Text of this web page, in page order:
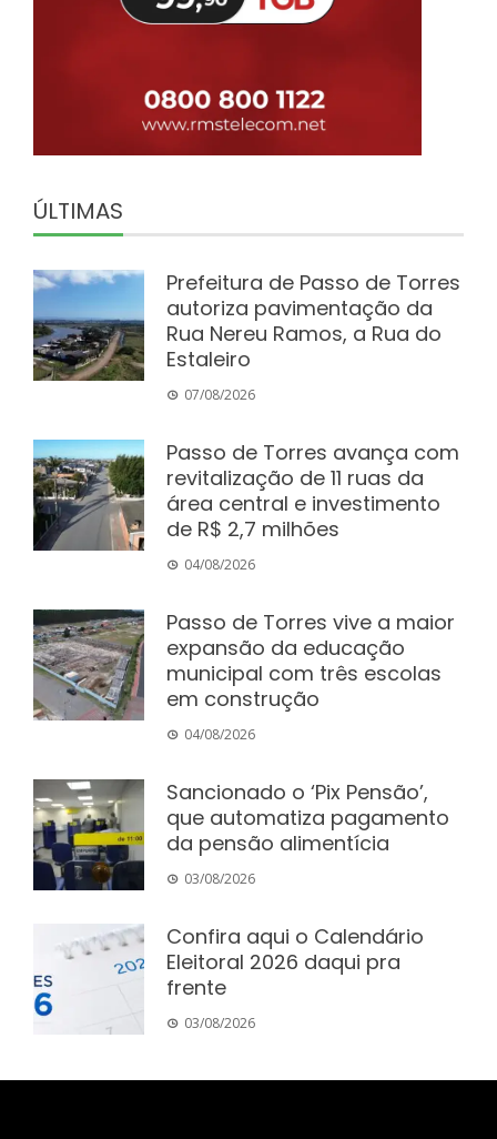
ÚLTIMAS
Prefeitura de Passo de Torres
autoriza pavimentação da
Rua Nereu Ramos, a Rua do
Estaleiro
07/08/2026
Passo de Torres avança com
revitalização de 11 ruas da
área central e investimento
de R$ 2,7 milhões
04/08/2026
Passo de Torres vive a maior
expansão da educação
municipal com três escolas
em construção
04/08/2026
Sancionado o ‘Pix Pensão’,
que automatiza pagamento
da pensão alimentícia
03/08/2026
Confira aqui o Calendário
Eleitoral 2026 daqui pra
frente
03/08/2026